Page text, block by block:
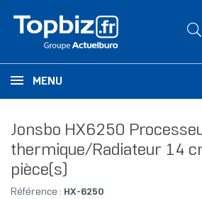
MENU
Jonsbo HX6250
thermique/Radiateur 14
pièce(s)
Référence : HX-6250